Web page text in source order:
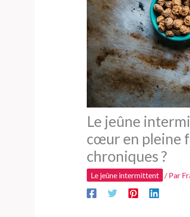
Le jeûne
cœur en pleine
chroniques ?
Le jeûne intermittent / Par